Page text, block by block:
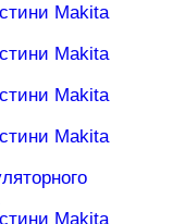
Makita
Makita
Makita
Makita
Makita